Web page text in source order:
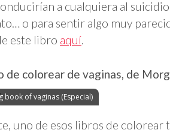
a cualquiera al
o para sentir algo muy
este libro aquí.
de colorear de vaginas, de
book of vaginas (Especial)
uno de esos libros de colorear